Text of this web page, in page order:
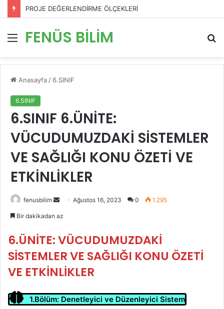
PROJE DEĞERLENDİRME ÖLÇEKLERİ
Menü
FENÜS BİLİM
...
Anasayfa / 6.SINIF
6.SINIF
6.SINIF 6.ÜNİTE:
VÜCUDUMUZDAKİ SİSTEMLER
VE SAĞLIĞI KONU ÖZETİ VE
ETKİNLİKLER
fenusbilim
Bir
göndermek
Ağustos 16, 2023 0 1.295
Bir dakikadan az
6.ÜNİTE: VÜCUDUMUZDAKİ
SİSTEMLER VE SAĞLIĞI KONU ÖZETİ
VE ETKİNLİKLER
1.Bölüm: Denetleyici ve Düzenleyici Sistem